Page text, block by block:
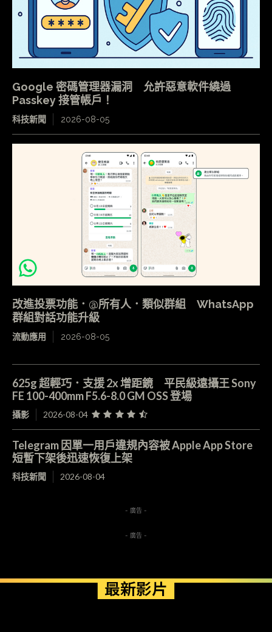
Google 密碼管理器漏洞 允許惡意軟件繞過
Passkey 接管帳戶！
科技新聞 2026-08-05
改進投票功能．@所有人．類似群組 WhatsApp
群組對話功能升級
流動應用 2026-08-05
625g 超輕巧．支援 2x 增距鏡 平民級遠攝王 Sony
FE 100-400mm F5.6-8.0 GM OSS 登場
攝影 2026-08-04
Telegram 因單一用戶違規內容被 Apple App Store
短暫下架後迅速恢復上架
科技新聞 2026-08-04
- 廣告 -
- 廣告 -
最新影片